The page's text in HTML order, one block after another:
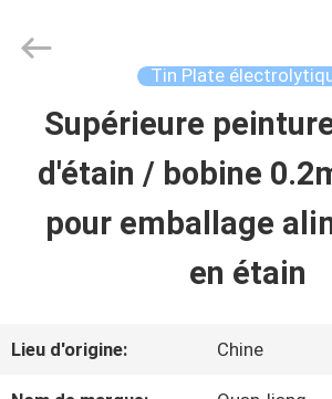
MAISON
QUANYE
METAL
Reserved.
Tin Plate
Supérieure
d'étain / bobine
pour emballage
en étain
Lieu d'origine: Chine